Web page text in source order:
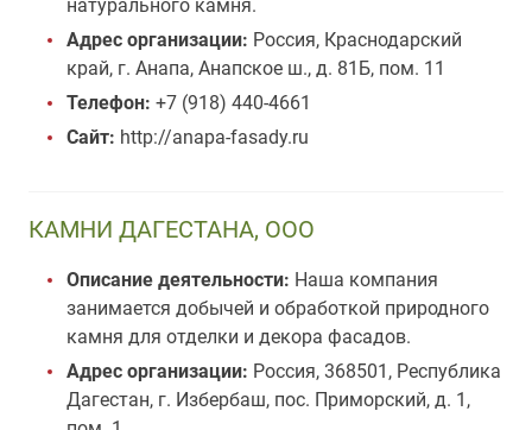
натурального камня.
Адрес организации: Россия, Краснодарский
край, г. Анапа, Анапское ш., д. 81Б, пом. 11
Телефон: +7 (918) 440-4661
Сайт: http://anapa-fasady.ru
КАМНИ ДАГЕСТАНА, ООО
Описание деятельности: Наша компания
занимается добычей и обработкой природного
камня для отделки и декора фасадов.
Адрес организации: Россия, 368501, Республика
Дагестан, г. Избербаш, пос. Приморский, д. 1,